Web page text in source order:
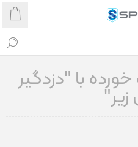
با "دزدگیر